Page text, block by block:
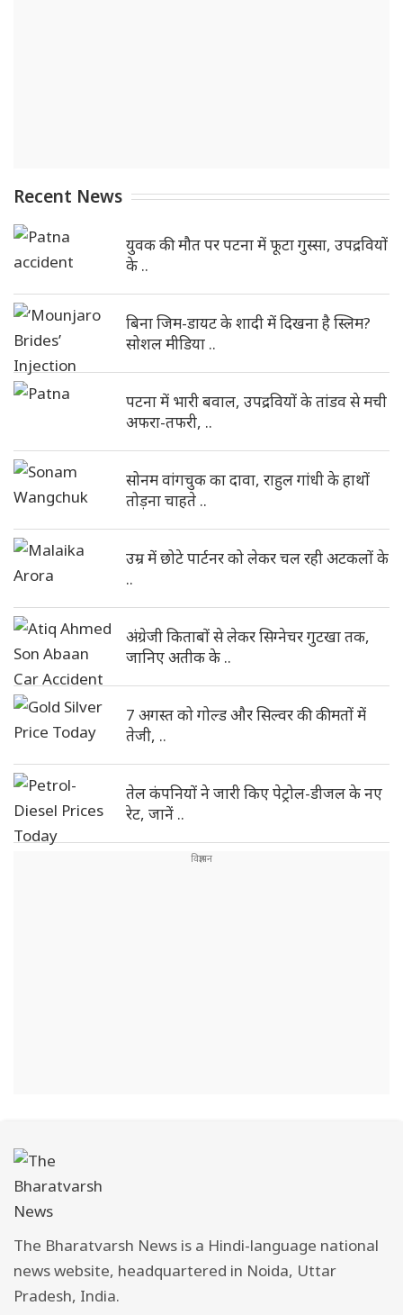
Recent News
युवक की मौत पर पटना में फूटा गुस्सा, उपद्रवियों
के ..
बिना जिम-डायट के शादी में दिखना है स्लिम?
सोशल मीडिया ..
पटना में भारी बवाल, उपद्रवियों के तांडव से मची
अफरा-तफरी, ..
सोनम वांगचुक का दावा, राहुल गांधी के हाथों
तोड़ना चाहते ..
उम्र में छोटे पार्टनर को लेकर चल रही अटकलों के
..
अंग्रेजी किताबों से लेकर सिग्नेचर गुटखा तक,
जानिए अतीक के ..
7 अगस्त को गोल्ड और सिल्वर की कीमतों में
तेजी, ..
तेल कंपनियों ने जारी किए पेट्रोल-डीजल के नए
रेट, जानें ..
The Bharatvarsh News is a Hindi-language national
news website, headquartered in Noida, Uttar
Pradesh, India.